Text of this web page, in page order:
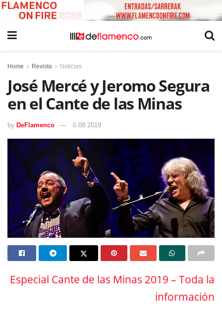
Home Revista Noticias
José Mercé y Jeromo Segura
en el Cante de las Minas
by DeFlamenco 6 08 2019
Especial Cante de las Minas 2019 – Toda la
información